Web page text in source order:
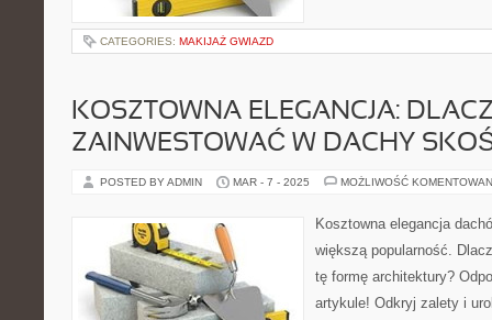
CATEGORIES: MAKIJAŻ GWIAZD
KOSZTOWNA ELEGANCJA:
ZAINWESTOWAĆ W DACHY
POSTED BY ADMIN MAR - 7 - 2025 MOŻLIWOŚĆ
Kosztowna elegancja
większą popularność.
tę formę architektury?
artykule! Odkryj zalety i